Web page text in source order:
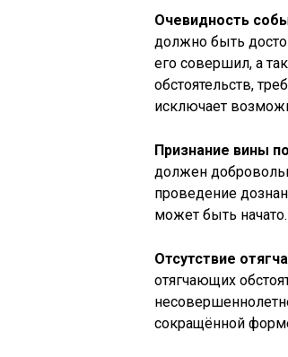
Очевидность
должно быть
его совершил, а
обстоятельств,
исключает
Признание вины
должен
проведение
может быть начато.
Отсутствие
отягчающих
сокращённой